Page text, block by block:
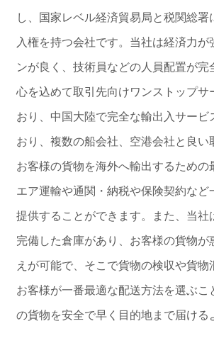
し、国家レベル経済貿易局と税関総署
入権を持つ会社です。当社は経済力が
ンが良く、技術員などの人員配置が完
心を込めて取引先向けワンストップサ
おり、中国大陸で完全な輸出入サービ
おり、複数の船会社、空港会社と良い
お客様の貨物を海外へ輸出するための
エア運輸や通関・納税や保険契約など
提供することができます。また、当社
完備した倉庫があり、お客様の貨物が
えが可能で、そこで貨物の検収や貨物
お客様が一番最適な配送方法を選ぶこ
の貨物を安全で早く目的地まで届ける